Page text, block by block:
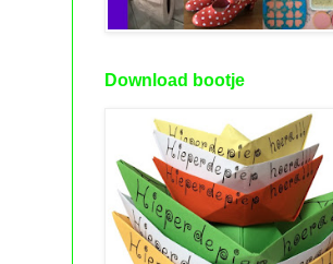
Download bootje